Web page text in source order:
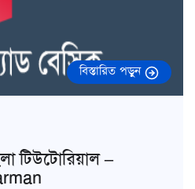
বিস্তারিত পড়ুন
টিউটোরিয়াল –